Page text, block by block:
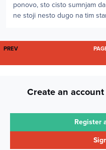
ponovo, sto cisto sumnjam
ne stoji nesto dugo na tim
FIRST PAGE
PREV
Create an
Register